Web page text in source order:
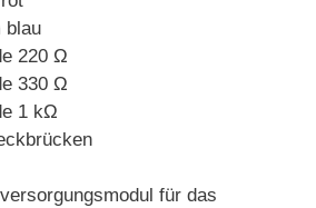
blau
220 Ω
330 Ω
1 kΩ
für das